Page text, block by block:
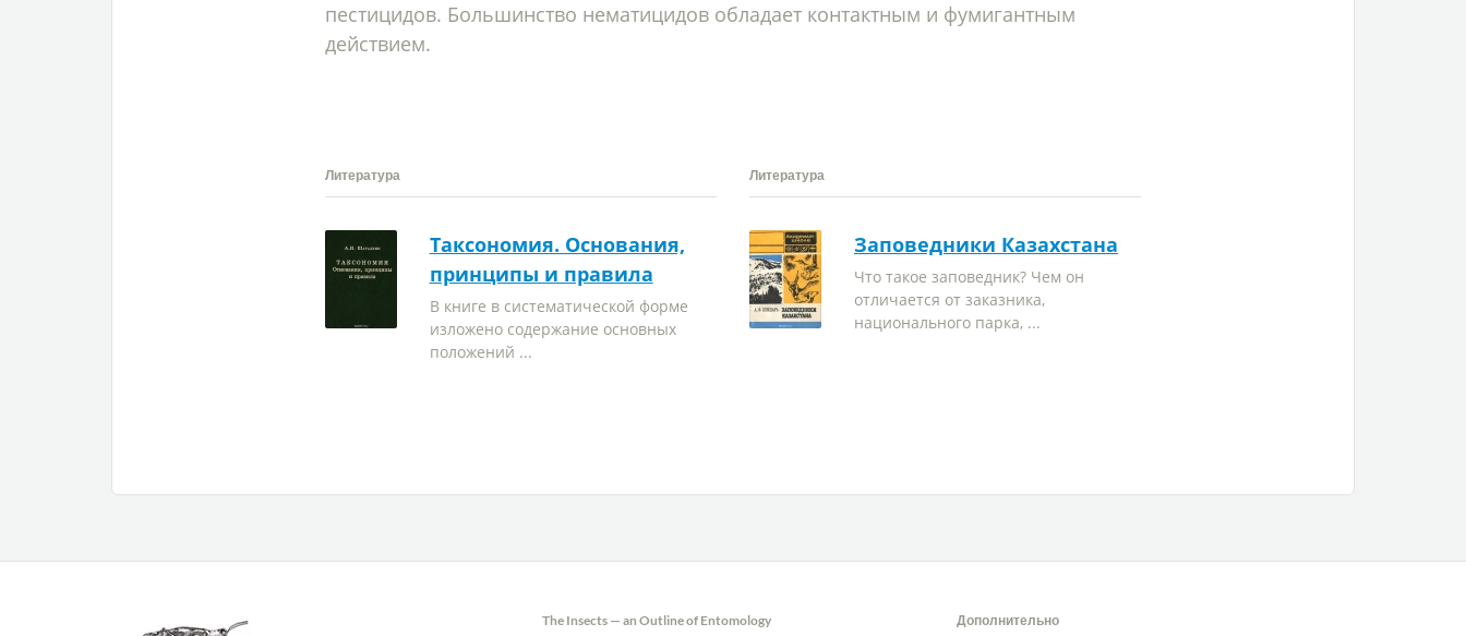
пестицидов. Большинство нематицидов обладает контактным и фумигантным
действием.
Литература
Таксономия. Основания,
принципы и правила
В книге в систематической форме
изложено содержание основных
положений ...
Литература
Заповедники Казахстана
Что такое заповедник? Чем он
отличается от заказника,
национального парка, ...
The Insects — an Outline of Entomology Дополнительно